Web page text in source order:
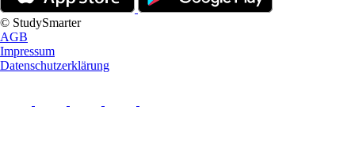
© StudySmarter
AGB
Impressum
Datenschutzerklärung